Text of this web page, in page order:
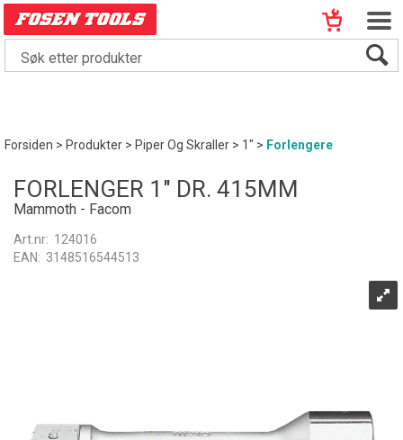
Forsiden>Produkter>Piper Og Skraller>1"> Forlengere
FORLENGER 1" DR. 415MM
Mammoth - Facom
Art.nr: 124016
EAN: 3148516544513